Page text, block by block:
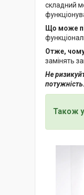
складний
Що може
Отже,
замінять
Не
потужність.
Також